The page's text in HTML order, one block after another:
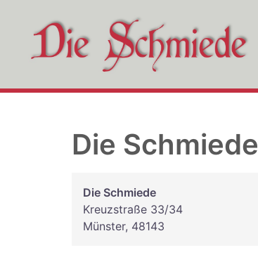
Die Schmiede
Die Schmiede
Kreuzstraße 33/34
Münster, 48143